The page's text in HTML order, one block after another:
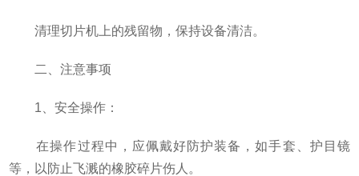
清理切片机上的残留物，保持设备清洁。
二、注意事项
1、安全操作：
在操作过程中，应佩戴好防护装备，如手套、护目镜
等，以防止飞溅的橡胶碎片伤人。